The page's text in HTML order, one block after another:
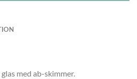
med ab-skimmer.